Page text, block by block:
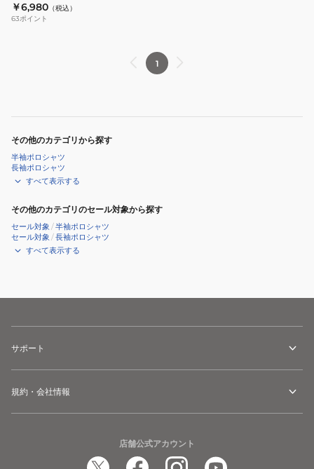
￥6,980 （税込）
63ポイント
1
その他のカテゴリから探す
半袖ポロシャツ
長袖ポロシャツ
すべて表示する
その他のカテゴリのセール対象から探す
セール対象 /半袖ポロシャツ
セール対象 /長袖ポロシャツ
すべて表示する
サポート
規約・会社情報
店舗公式アカウント